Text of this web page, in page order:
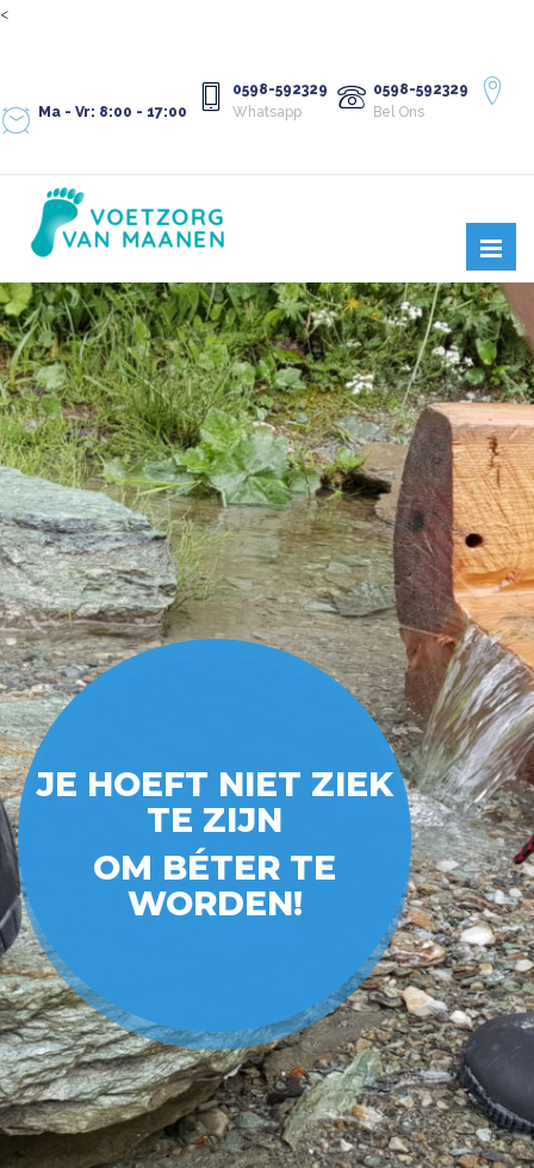
<
Ma - Vr: 8:00 - 17:00
0598-592329
Whatsapp
0598-592329
Bel Ons
JE HOEFT NIET ZIEK
TE ZIJN
OM BÉTER TE
WORDEN!